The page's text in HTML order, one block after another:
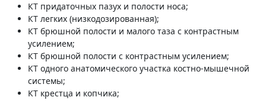
КТ придаточных пазух и полости носа;
КТ легких (низкодозированная);
КТ брюшной полости и малого таза с контрастным
усилением;
КТ брюшной полости с контрастным усилением;
КТ одного анатомического участка костно-мышечной
системы;
КТ крестца и копчика;